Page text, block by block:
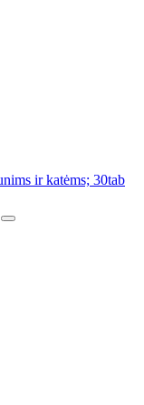
ir katėms; 30tab